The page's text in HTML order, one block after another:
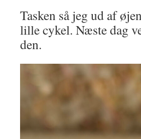
Tasken så jeg ud af
lille cykel. Næste dag
den.